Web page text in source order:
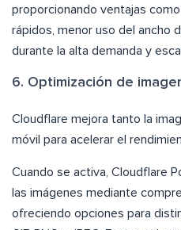
proporcionando ventajas
rápidos, menor uso del ancho
durante la alta demanda y
6. Optimización de
Cloudflare mejora tanto la
móvil para acelerar el
Cuando se activa, Cloudflare
las imágenes mediante
ofreciendo opciones para